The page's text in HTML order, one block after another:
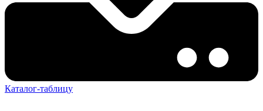
Каталог-таблицу